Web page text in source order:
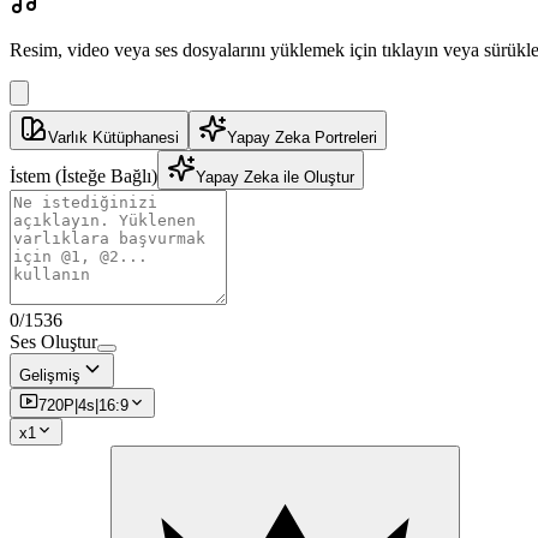
Resim, video veya ses dosyalarını yüklemek için tıklayın veya
Varlık Kütüphanesi Yapay Zeka Portreleri
İstem (İsteğe Bağlı) Yapay Zeka ile Oluştur
0/1536
Ses Oluştur
Gelişmiş
720P 4s 16:9
x1